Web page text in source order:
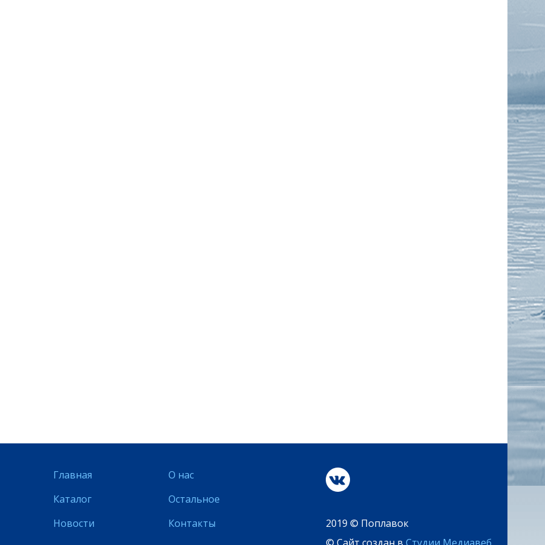
Главная
О нас
Каталог
Остальное
Новости
Контакты
2019 © Поплавок